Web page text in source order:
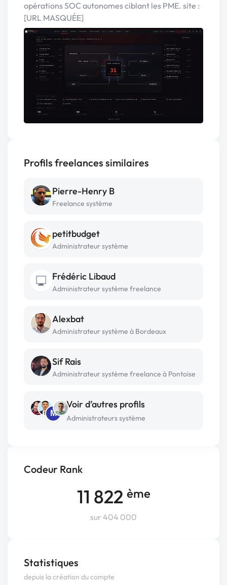
Codeur Rank
11 822 ème
sur 404 000
Statistiques
depuis la création du compte
opérations SOC autonomes ciblant les PME. site :
[URL MASQUÉE]
Profils freelances similaires
Pierre-Henry B
Freelance système
petitbudget
Administrateur système
Frédéric Libaud
Administrateur système freelance
Alexbat
Administrateur système à Bordeaux
Sif Rais
Administrateur système freelance à Pontoise
M
Voir d’autres profils
Administrateurs système